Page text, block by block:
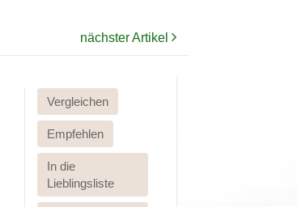
nächster Artikel
Vergleichen
Empfehlen
In die
Lieblingsliste